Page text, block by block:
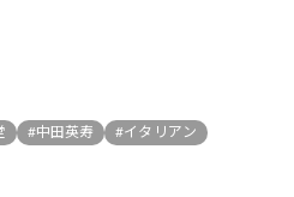
#中田英寿
#イタリアン